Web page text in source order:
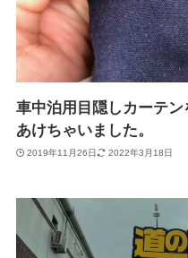
車中泊用目隠しカーテ
あけちゃいました。
2019年11月26日 2022年3月18日